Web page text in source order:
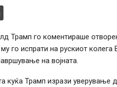
Трамп го коментираше
го испрати на рускиот
на војната.
куќа Трамп изрази уверување